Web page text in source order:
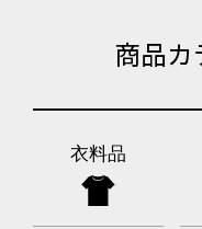
商品
衣料品